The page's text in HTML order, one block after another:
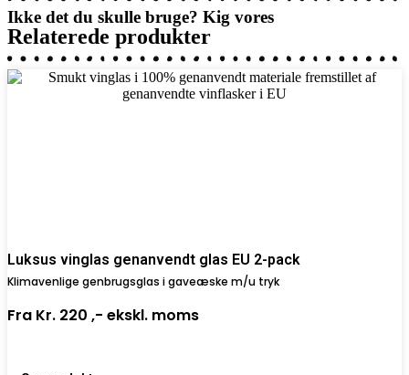
Ikke det du skulle bruge? Kig vores
Relaterede produkter
Luksus vinglas genanvendt glas EU 2-pack
Klimavenlige genbrugsglas i gaveæske m/u tryk
Fra Kr. 220 ,- ekskl. moms